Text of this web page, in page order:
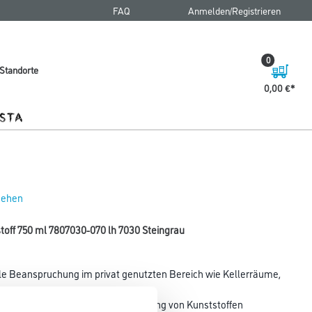
FAQ Anmelden/Registrieren
Standorte
0,00 €
0
750 ml 7807030-070 lh 7030 Steingrau
Beanspruchung im privat genutzten Bereich wie Kellerräume,
Stahl, Holz. Bei der Beschichtung von Kunststoffen